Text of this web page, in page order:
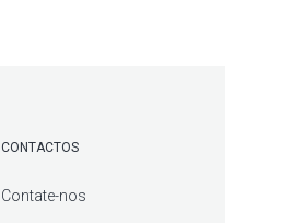
CONTACTOS
Contate-nos